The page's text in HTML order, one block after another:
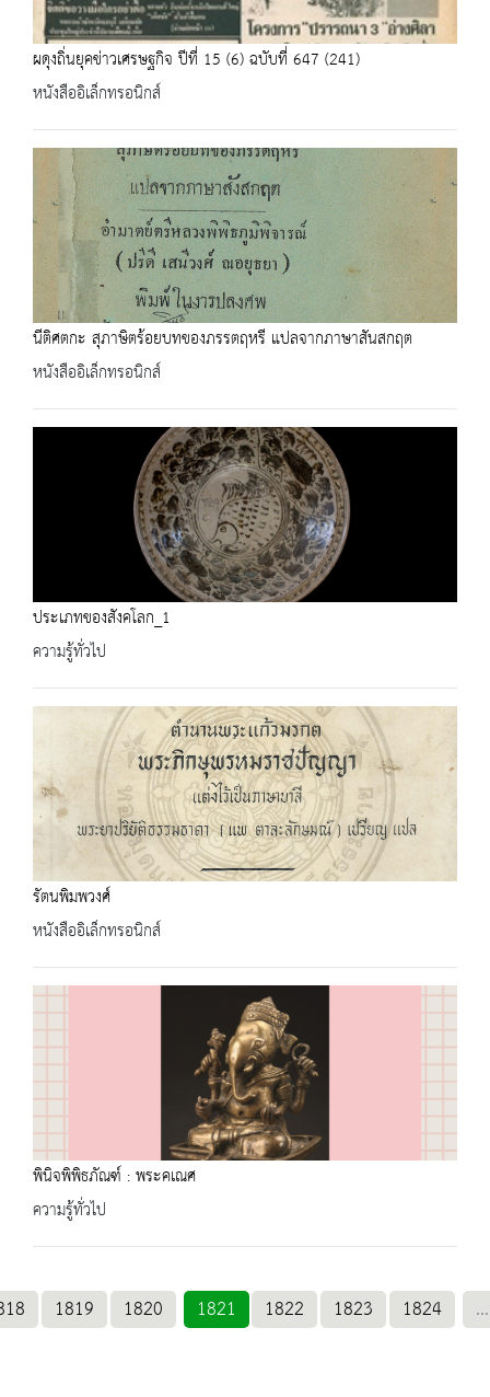
ผดุงถิ่นยุคข่าวเศรษฐกิจ ปีที่ 15 (6) ฉบับที่ 647 (241)
หนังสืออิเล็กทรอนิกส์
นีติศตกะ สุภาษิตร้อยบทของภรรตฤหรี แปลจากภาษาสันสกฤต
หนังสืออิเล็กทรอนิกส์
ประเภทของสังคโลก_1
ความรู้ทั่วไป
รัตนพิมพวงศ์
หนังสืออิเล็กทรอนิกส์
พินิจพิพิธภัณฑ์ : พระคเณศ
ความรู้ทั่วไป
1819 1820 1821 1822 1823 1824 ...